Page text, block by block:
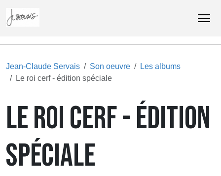
Jean-Claude Servais Son oeuvre
Les albums
Le roi cerf - édition spéciale
LE ROI CERF - ÉDITION
SPÉCIALE